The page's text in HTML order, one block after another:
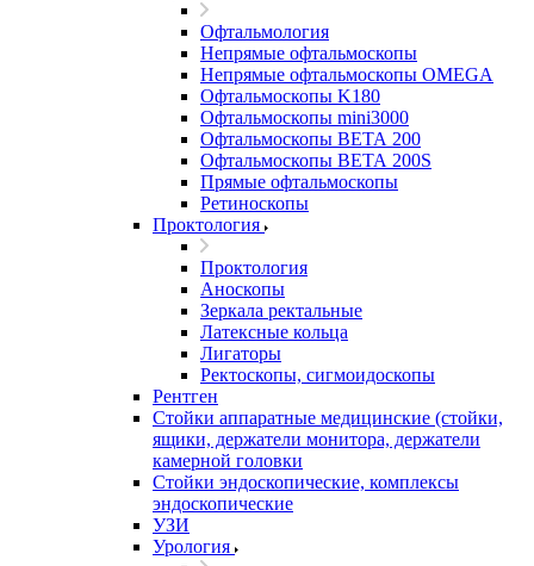
Офтальмология
Непрямые офтальмоскопы
Непрямые офтальмоскопы OMEGA
Офтальмоскопы K180
Офтальмоскопы mini3000
Офтальмоскопы ВЕТА 200
Офтальмоскопы ВЕТА 200S
Прямые офтальмоскопы
Ретиноскопы
Проктология
Проктология
Аноскопы
Зеркала ректальные
Латексные кольца
Лигаторы
Ректоскопы, сигмоидоскопы
Рентген
Стойки аппаратные медицинские (стойки,
ящики, держатели монитора, держатели
камерной головки
Стойки эндоскопические, комплексы
эндоскопические
УЗИ
Урология